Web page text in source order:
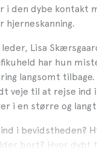
i den dybe kontakt
hjerneskanning.
Lisa
har hun
langsomt tilbage.
veje til at rejse ind
i en større og
i bevidstheden?
bort? Hvor dybt